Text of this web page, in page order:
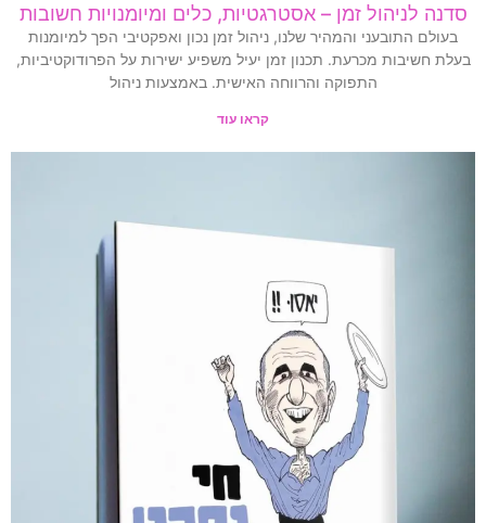
סדנה לניהול זמן – אסטרגטיות, כלים ומיומנויות חשובות
בעולם התובעני והמהיר שלנו, ניהול זמן נכון ואפקטיבי הפך למיומנות
בעלת חשיבות מכרעת. תכנון זמן יעיל משפיע ישירות על הפרודוקטיביות,
התפוקה והרווחה האישית. באמצעות ניהול
קראו עוד